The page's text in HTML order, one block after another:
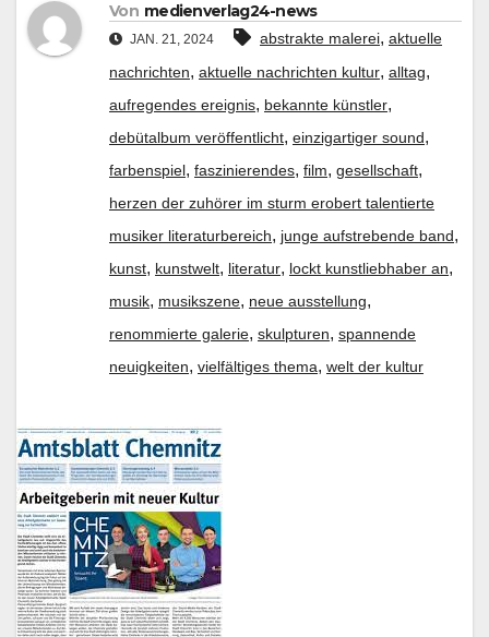
Von medienverlag24-news
JAN. 21, 2024 abstrakte malerei, aktuelle
nachrichten, aktuelle nachrichten kultur, alltag,
aufregendes ereignis, bekannte künstler,
debütalbum veröffentlicht, einzigartiger sound,
farbenspiel, faszinierendes, film, gesellschaft,
herzen der zuhörer im sturm erobert talentierte
musiker literaturbereich, junge aufstrebende band,
kunst, kunstwelt, literatur, lockt kunstliebhaber an,
musik, musikszene, neue ausstellung,
renommierte galerie, skulpturen, spannende
neuigkeiten, vielfältiges thema, welt der kultur